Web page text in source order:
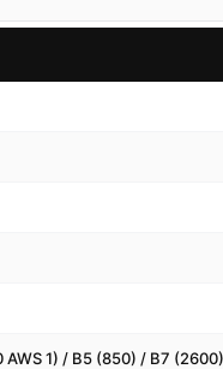
1) / B5 (850) / B7